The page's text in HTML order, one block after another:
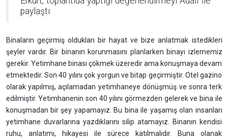
paylaştı:
Binaların geçirmiş oldukları bir hayat ve bize anlatmak istedikleri
şeyler vardır. Bir binanın korunmasını planlarken binayı izlememiz
gerekir. Yetimhane binası çökmek üzeredir ama konuşmaya devam
etmektedir. Son 40 yılını çok yorgun ve bitap geçirmiştir. Otel gazino
olarak yapılmış, açılamadan yetimhaneye dönüşmüş ve sonra terk
edilmiştir. Yetimhanenin son 40 yılını görmezden gelerek ve bina ile
konuşmadan bir şey yapamayız. Bu bina ile yaşamış olan insanları
yetimhane duvarlarına yazdıklarını silip atamayız. Binanın kendisi
ruhu, anlatımı, hikayesi ile sürece katılmalıdır. Buna olanak